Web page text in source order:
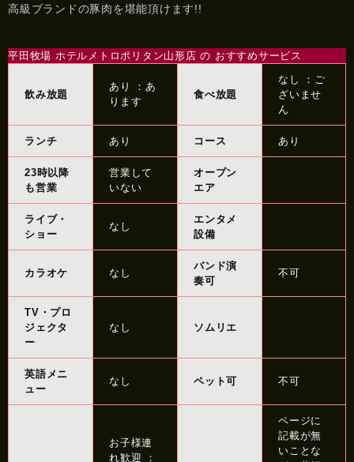
高級ブランドの豚肉を堪能頂けます!!
平田牧場 ホテルメトロポリタン山形店 の おすすめサービス
飲み放題
あり ：あ
ります
食べ放題
なし ：ご
ざいませ
ん
ランチ あり コース あり
23時以降
も営業
営業して
いない
オープン
エア
ライブ・
ショー
なし
エンタメ
設備
カラオケ なし
バンド演
奏可
不可
TV・プロ
ジェクタ
ー
なし ソムリエ
英語メニ
ュー
なし ペット可 不可
お子様連
れ歓迎 ：
ページに
記載が無
いことな